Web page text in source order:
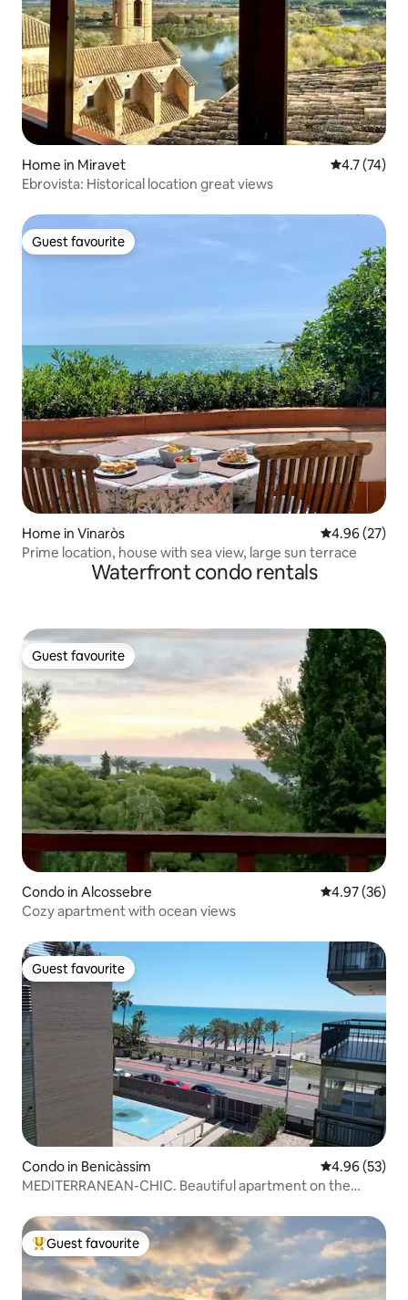
Home in Miravet 4.7 out of 5
4.7 (74)
Ebrovista: Historical location great views
Guest favourite
Guest favourite
Home in Vinaròs 4.96 out of 5
4.96 (27)
Prime location, house with sea view, large sun terrace
Waterfront condo rentals
Guest favourite
Guest favourite
Condo in Alcossebre 4.97 out of 5
4.97 (36)
Cozy apartment with ocean views
Guest favourite
Guest favourite
Condo in Benicàssim 4.96 out of 5
4.96 (53)
MEDITERRANEAN-CHIC. Beautiful apartment on the
Top guest favourite
Guest favourite